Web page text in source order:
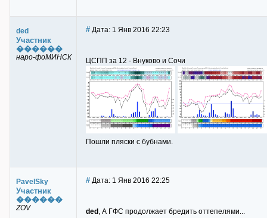
ded
Участник
������
наро-фоМИНСК
# Дата: 1 Янв 2016 22:23
ЦСПП за 12 - Внуково и Сочи
Пошли пляски с бубнами.
PavelSky
Участник
������
ZOV
# Дата: 1 Янв 2016 22:25
ded , А ГФС продолжает бредить оттепелями...